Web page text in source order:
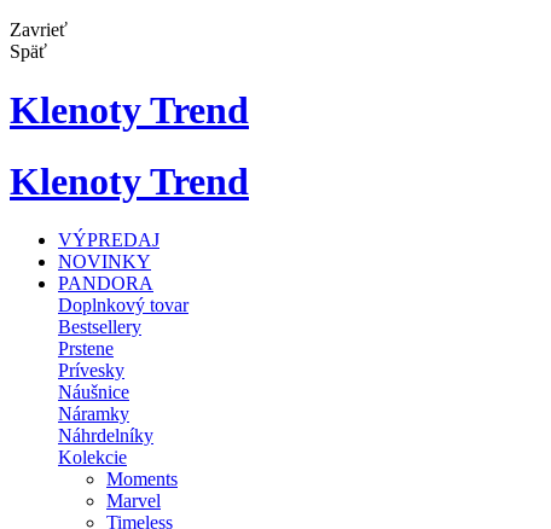
Zavrieť
Späť
Klenoty Trend
Klenoty Trend
VÝPREDAJ
NOVINKY
PANDORA
Doplnkový tovar
Bestsellery
Prstene
Prívesky
Náušnice
Náramky
Náhrdelníky
Kolekcie
Moments
Marvel
Timeless